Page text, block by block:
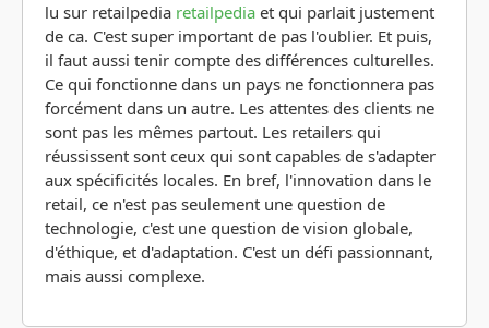
lu sur retailpedia retailpedia et qui parlait justement
de ca. C'est super important de pas l'oublier. Et puis,
il faut aussi tenir compte des différences culturelles.
Ce qui fonctionne dans un pays ne fonctionnera pas
forcément dans un autre. Les attentes des clients ne
sont pas les mêmes partout. Les retailers qui
réussissent sont ceux qui sont capables de s'adapter
aux spécificités locales. En bref, l'innovation dans le
retail, ce n'est pas seulement une question de
technologie, c'est une question de vision globale,
d'éthique, et d'adaptation. C'est un défi passionnant,
mais aussi complexe.